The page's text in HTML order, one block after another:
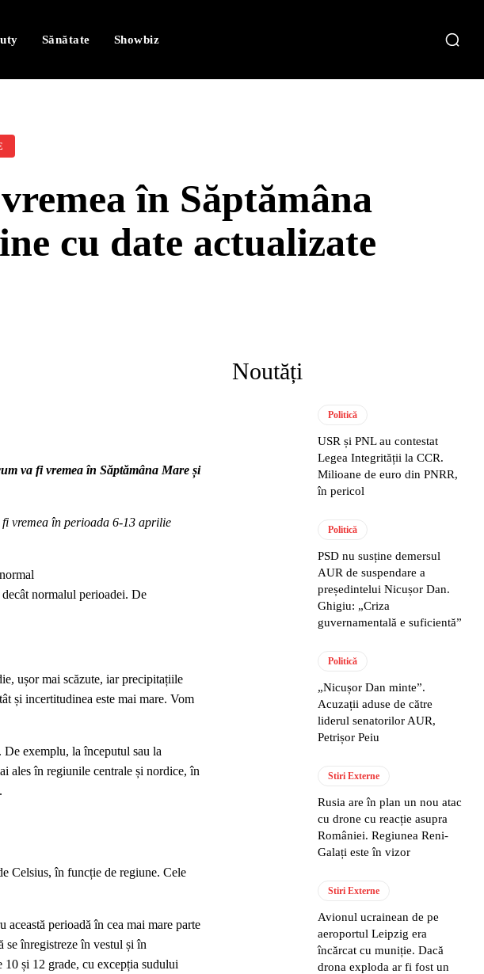
Sănătate Showbiz
în Săptămâna
cu date actualizate
va fi vremea în Săptămâna Mare și
vremea în perioada 6-13 aprilie
normalul perioadei. De
ușor mai scăzute, iar precipitațiile
și incertitudinea este mai mare. Vom
De exemplu, la începutul sau la
ales în regiunile centrale și nordice, în
Celsius, în funcție de regiune. Cele
perioadă în cea mai mare parte
înregistreze în vestul și în
și 12 grade, cu excepția sudului
Noutăți
Politică
USR și PNL au contestat
Legea Integrității la CCR.
Milioane de euro din PNRR,
în pericol
Politică
PSD nu susține demersul
AUR de suspendare a
președintelui Nicușor Dan.
Ghigiu: „Criza
guvernamentală e suficientă”
Politică
„Nicușor Dan minte”.
Acuzații aduse de către
liderul senatorilor AUR,
Petrișor Peiu
Stiri Externe
Rusia are în plan un nou atac
cu drone cu reacție asupra
României. Regiunea Reni-
Galați este în vizor
Stiri Externe
Avionul ucrainean de pe
aeroportul Leipzig era
încărcat cu muniție. Dacă
drona exploda ar fi fost un